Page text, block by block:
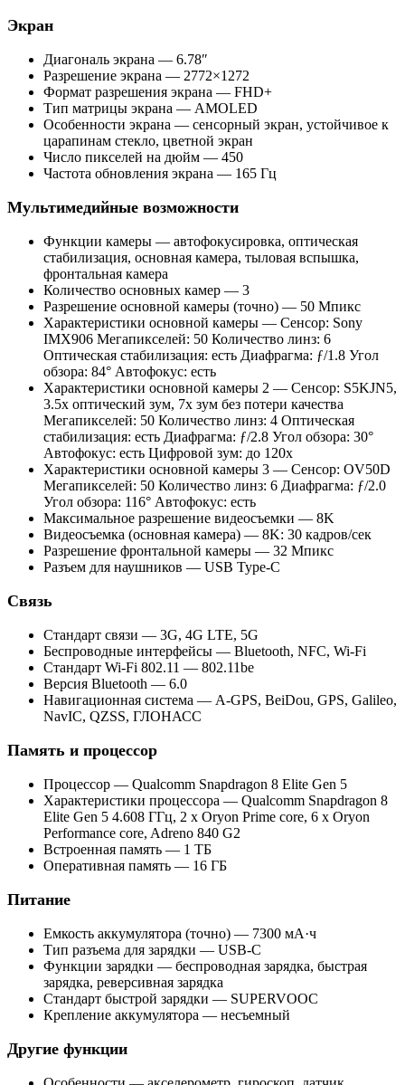
Экран
Диагональ экрана — 6.78″
Разрешение экрана — 2772×1272
Формат разрешения экрана — FHD+
Тип матрицы экрана — AMOLED
Особенности экрана — сенсорный экран, устойчивое к
царапинам стекло, цветной экран
Число пикселей на дюйм — 450
Частота обновления экрана — 165 Гц
Мультимедийные возможности
Функции камеры — автофокусировка, оптическая
стабилизация, основная камера, тыловая вспышка,
фронтальная камера
Количество основных камер — 3
Разрешение основной камеры (точно) — 50 Мпикс
Характеристики основной камеры — Сенсор: Sony
IMX906 Мегапикселей: 50 Количество линз: 6
Оптическая стабилизация: есть Диафрагма: ƒ/1.8 Угол
обзора: 84° Автофокус: есть
Характеристики основной камеры 2 — Сенсор: S5KJN5,
3.5x оптический зум, 7x зум без потери качества
Мегапикселей: 50 Количество линз: 4 Оптическая
стабилизация: есть Диафрагма: ƒ/2.8 Угол обзора: 30°
Автофокус: есть Цифровой зум: до 120x
Характеристики основной камеры 3 — Сенсор: OV50D
Мегапикселей: 50 Количество линз: 6 Диафрагма: ƒ/2.0
Угол обзора: 116° Автофокус: есть
Максимальное разрешение видеосъемки — 8K
Видеосъемка (основная камера) — 8K: 30 кадров/сек
Разрешение фронтальной камеры — 32 Мпикс
Разъем для наушников — USB Type-C
Связь
Стандарт связи — 3G, 4G LTE, 5G
Беспроводные интерфейсы — Bluetooth, NFC, Wi-Fi
Стандарт Wi-Fi 802.11 — 802.11be
Версия Bluetooth — 6.0
Навигационная система — A-GPS, BeiDou, GPS, Galileo,
NavIC, QZSS, ГЛОНАСС
Память и процессор
Процессор — Qualcomm Snapdragon 8 Elite Gen 5
Характеристики процессора — Qualcomm Snapdragon 8
Elite Gen 5 4.608 ГГц, 2 x Oryon Prime core, 6 x Oryon
Performance core, Adreno 840 G2
Встроенная память — 1 ТБ
Оперативная память — 16 ГБ
Питание
Емкость аккумулятора (точно) — 7300 мА·ч
Тип разъема для зарядки — USB-C
Функции зарядки — беспроводная зарядка, быстрая
зарядка, реверсивная зарядка
Стандарт быстрой зарядки — SUPERVOOC
Крепление аккумулятора — несъемный
Другие функции